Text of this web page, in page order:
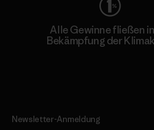
Alle Gewinne fließen
Bekämpfung der
Newsletter-Anmeldung